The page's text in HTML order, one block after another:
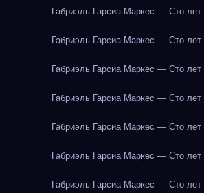
Габриэль Гарсиа Маркес — Сто лет
Габриэль Гарсиа Маркес — Сто лет
Габриэль Гарсиа Маркес — Сто лет
Габриэль Гарсиа Маркес — Сто лет
Габриэль Гарсиа Маркес — Сто лет
Габриэль Гарсиа Маркес — Сто лет
Габриэль Гарсиа Маркес — Сто лет